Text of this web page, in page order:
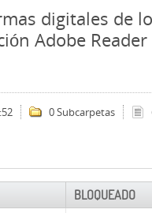
digitales de
Adobe Reader
0 Subcarpetas
BLOQUEADO